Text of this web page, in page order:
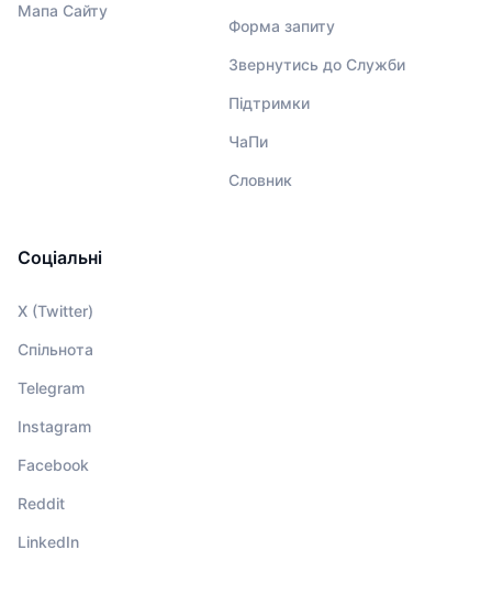
Мапа Сайту
Форма запиту
Звернутись до Служби
Підтримки
ЧаПи
Словник
Соціальні
X (Twitter)
Спільнота
Telegram
Instagram
Facebook
Reddit
LinkedIn